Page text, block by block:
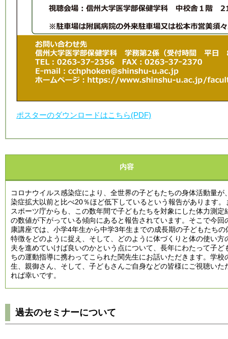
ポスターのダウンロードはこちら(PDF)
内容
コロナウイルス感染症により、全世界の子どもたちの身体活動量が
染症拡大以前と比べ20％ほど低下しているという報告があります。
スポーツ庁からも、この数年間で子どもたちを対象にした体力測定
の数値が下がっている傾向にあると報告されています。そこで今回
康講座では、小学4年生から中学3年生までの成長期の子どもたちの
特徴をどのように捉え、そして、どのように体づくりと体の使い方
夫を進めていけば良いのかという点について、長年にわたって子ど
ちの運動指導に携わってこられた関先生にお話いただきます。学校
生、親御さん、そして、子どもさんご自身などの皆様にご視聴いた
れば幸いです。
過去のセミナーについて